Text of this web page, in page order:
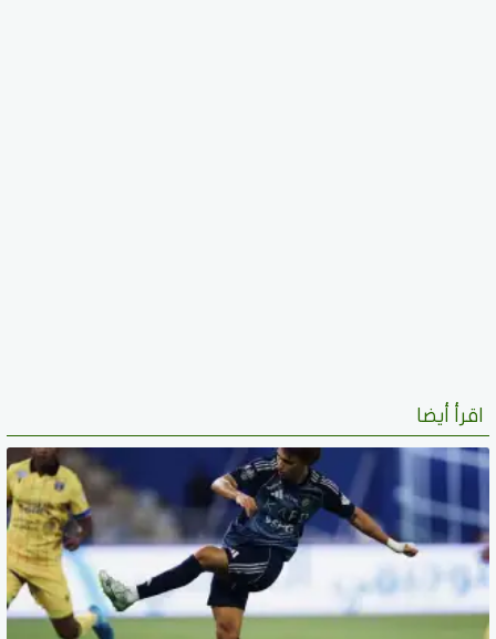
اقرأ أيضا